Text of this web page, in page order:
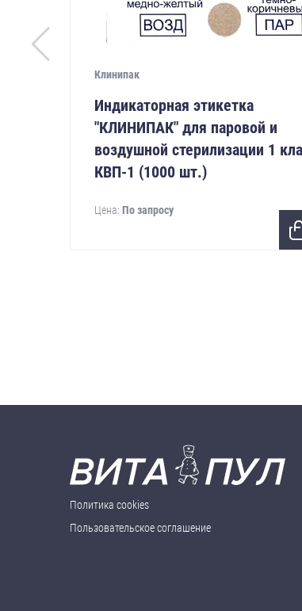
Клинипак
Индикаторная этикетка
"КЛИНИПАК" для паровой и
воздушной стерилизации 1
КВП-1 (1000 шт.)
Цена: По запросу
Политика cookies
Пользовательское соглашение